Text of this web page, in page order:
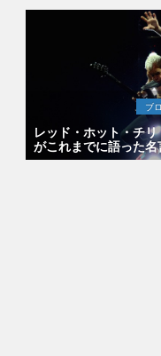
ブ
レッド・ホット・チ
がこれまでに語った